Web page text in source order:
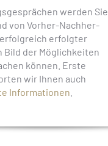
werden Sie
von Vorher-Nachher-
erfolgter
Bild der Möglichkeiten
können. Erste
wir Ihnen auch
Informationen